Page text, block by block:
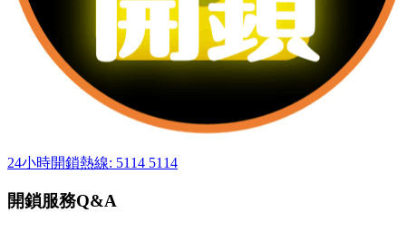
24小時開鎖熱線: 5114 5114
開鎖服務Q&A